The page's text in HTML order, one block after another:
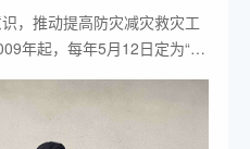
，推动提高防灾减灾救灾工
年起，每年5月12日定为“全